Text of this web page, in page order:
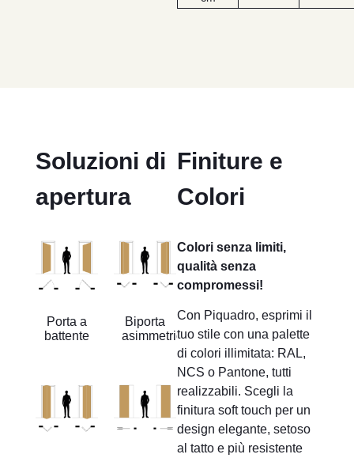
Soluzioni di
apertura
Porta a
battente
Biporta
asimmetrica
Finiture e
Colori
Colori senza limiti,
qualità senza
compromessi!
Con Piquadro, esprimi il
tuo stile con una palette
di colori illimitata: RAL,
NCS o Pantone, tutti
realizzabili. Scegli la
finitura soft touch per un
design elegante, setoso
al tatto e più resistente